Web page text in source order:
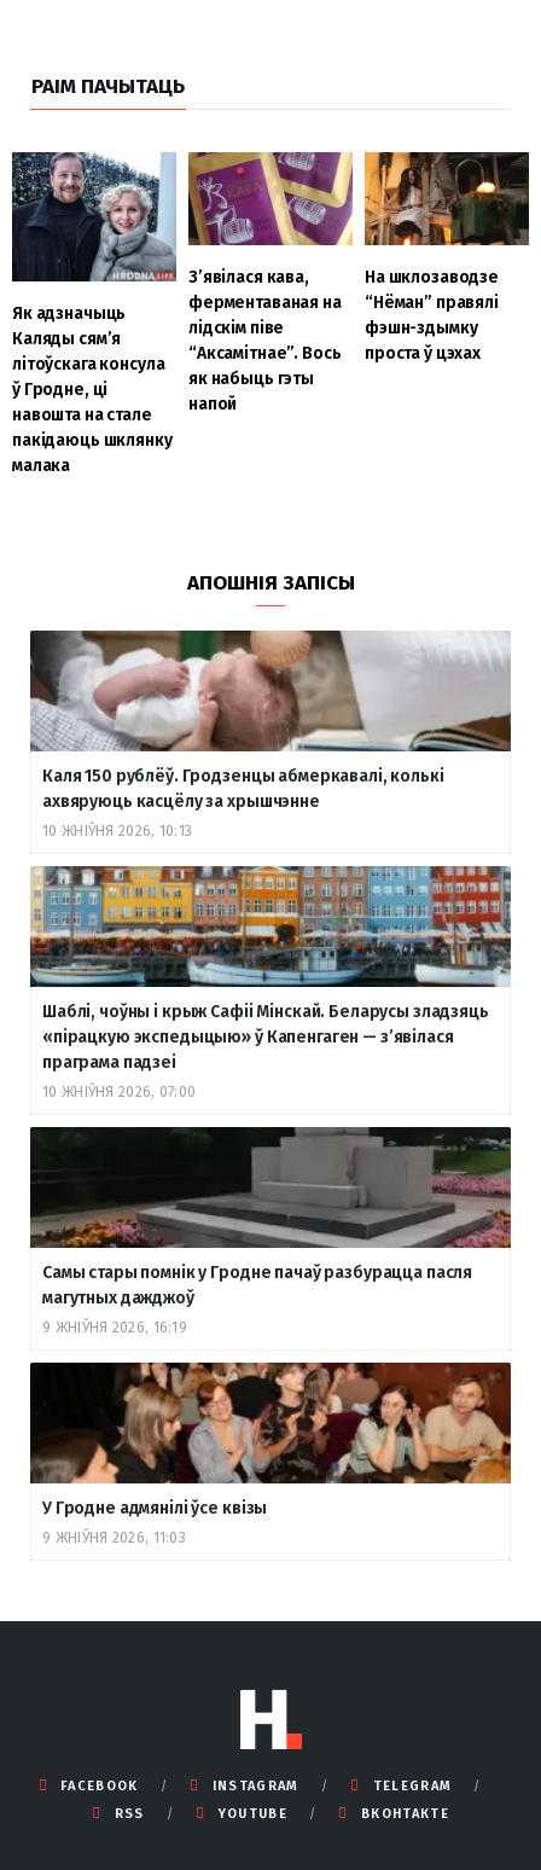
РАІМ ПАЧЫТАЦЬ
Як адзначыць
Каляды сям’я
літоўскага консула
ў Гродне, ці
навошта на стале
пакідаюць шклянку
малака
З’явілася кава,
ферментаваная на
лідскім піве
“Аксамітнае”. Вось
як набыць гэты
напой
На шклозаводзе
“Нёман” правялі
фэшн-здымку
проста ў цэхах
АПОШНІЯ ЗАПІСЫ
Каля 150 рублёў. Гродзенцы абмеркавалі, колькі
ахвяруюць касцёлу за хрышчэнне
10 ЖНІЎНЯ 2026, 10:13
Шаблі, чоўны і крыж Сафіі Мінскай. Беларусы зладзяць
«пірацкую экспедыцыю» ў Капенгаген — з’явілася
праграма падзеі
10 ЖНІЎНЯ 2026, 07:00
Самы стары помнік у Гродне пачаў разбурацца пасля
магутных дажджоў
9 ЖНІЎНЯ 2026, 16:19
У Гродне адмянілі ўсе квізы
9 ЖНІЎНЯ 2026, 11:03
FACEBOOK INSTAGRAM
TELEGRAM
RSS
YOUTUBE ВКОНТАКТЕ